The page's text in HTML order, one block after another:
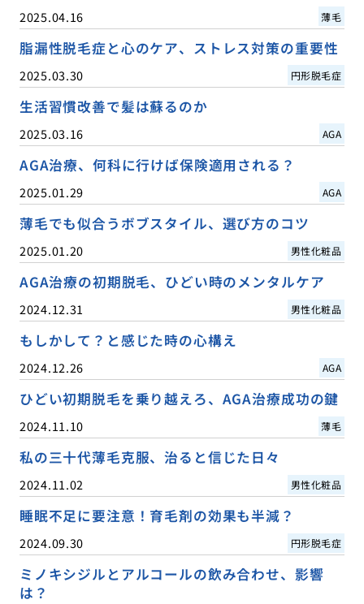
2025.04.16 薄毛
脂漏性脱毛症と心のケア、ストレス対策の重要性
2025.03.30 円形脱毛症
生活習慣改善で髪は蘇るのか
2025.03.16 AGA
AGA治療、何科に行けば保険適用される？
2025.01.29 AGA
薄毛でも似合うボブスタイル、選び方のコツ
2025.01.20 男性化粧品
AGA治療の初期脱毛、ひどい時のメンタルケア
2024.12.31 男性化粧品
もしかして？と感じた時の心構え
2024.12.26 AGA
ひどい初期脱毛を乗り越えろ、AGA治療成功の鍵
2024.11.10 薄毛
私の三十代薄毛克服、治ると信じた日々
2024.11.02 男性化粧品
睡眠不足に要注意！育毛剤の効果も半減？
2024.09.30 円形脱毛症
ミノキシジルとアルコールの飲み合わせ、影響
は？